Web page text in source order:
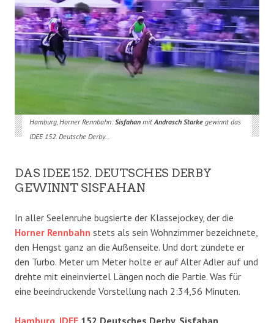
Hamburg, Horner Rennbahn:SisfahanmitAndrasch Starkegewinnt das
IDEE 152. Deutsche Derby…
DAS IDEE 152. DEUTSCHES DERBY
GEWINNT SISFAHAN
In aller Seelenruhe bugsierte der Klassejockey, der die
Horner Rennbahn stets als sein Wohnzimmer bezeichnete,
den Hengst ganz an die Außenseite. Und dort zündete er
den Turbo. Meter um Meter holte er auf Alter Adler auf und
drehte mit eineinviertel Längen noch die Partie. Was für
eine beeindruckende Vorstellung nach 2:34,56 Minuten.